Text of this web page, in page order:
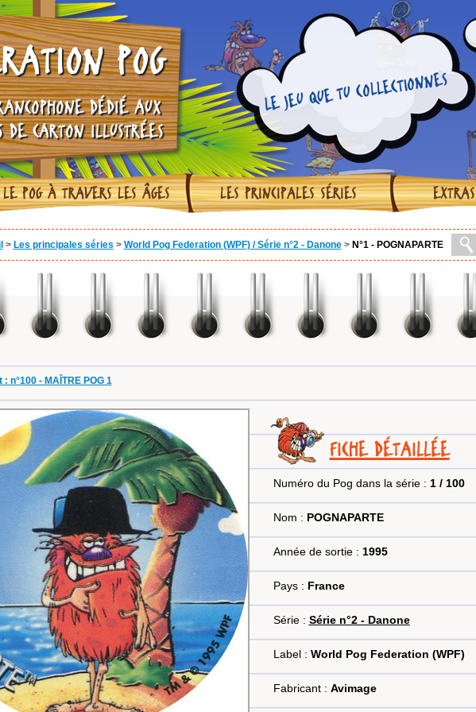
POG
DÉDIÉ AUX
DE CARTON ILLUSTRÉES
LE JEU QUE TU COLLECTIONNES
LE POG À TRAVERS LES ÂGES LES PRINCIPALES SÉRIES EXTRAS
> Les principales séries > World Pog Federation (WPF) / Série n°2 - Danone > N°1 - POGNAPARTE
n°100 - MAÎTRE POG 1
FICHE DÉTAILLÉE
Numéro du Pog dans la série : 1 / 100
Nom : POGNAPARTE
Année de sortie : 1995
Pays : France
Série : Série n°2 - Danone
Label : World Pog Federation (WPF)
Fabricant : Avimage